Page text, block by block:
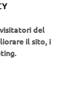
IS
Yamaha is now
del
il sito, i